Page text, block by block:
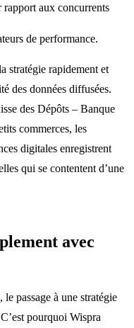
aux concurrents
de performance.
stratégie rapidement et
des données diffusées.
des Dépôts – Banque
commerces, les
digitales enregistrent
qui se contentent d’une
avec
passage à une stratégie
pourquoi Wispra